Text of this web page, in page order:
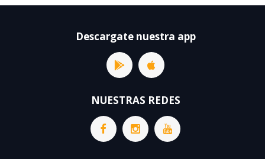
Descargate nuestra app
NUESTRAS REDES